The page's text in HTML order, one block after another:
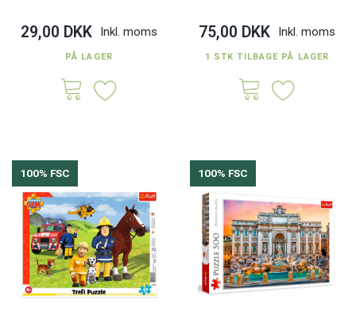
29,00 DKK Inkl. moms
PÅ LAGER
75,00 DKK Inkl. moms
1 STK TILBAGE PÅ LAGER
100% FSC 100% FSC